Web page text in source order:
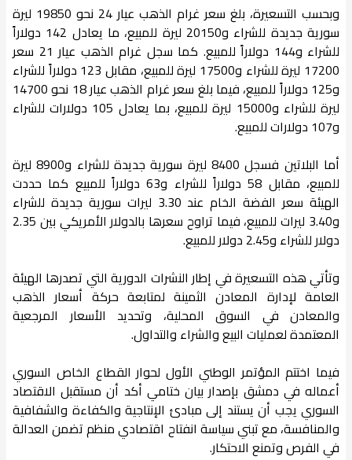
وبحسب التسعيرة، بلغ سعر غرام الذهب عيار 24 نحو 19850 ليرة
سورية جديدة للشراء و20150 ليرة للمبيع، ما يعادل 142 دولاراً
للشراء و144 دولاراً للمبيع. كما سجل غرام الذهب عيار 21 سعر
17200 ليرة للشراء و17500 ليرة للمبيع، مقابل 123 دولاراً للشراء
و125 دولاراً للمبيع، فيما بلغ سعر غرام الذهب عيار 18 نحو 14700
ليرة للشراء و15000 ليرة للمبيع، بما يعادل 105 دولارات للشراء
و107 دولارات للمبيع.
أما البلاتين فسجل 8400 ليرة سورية جديدة للشراء و8900 ليرة
للمبيع، مقابل 58 دولاراً للشراء و63 دولاراً للمبيع كما حددت
الهيئة سعر الفضة الخام عند 3.30 ليرات سورية جديدة للشراء
و3.40 ليرات للمبيع، فيما تراوح سعرها بالدولار الأمريكي بين 2.35
دولار للشراء و2.45 دولار للمبيع.
وتأتي هذه التسعيرة في إطار النشرات الدورية التي تصدرها الهيئة
العامة لإدارة المعادن الثمينة لمتابعة حركة أسعار الذهب
والمعادن في السوق المحلية، وتحديد الأسعار المرجعية
المعتمدة لعمليات البيع والشراء والتداول.
فيما اختتم المؤتمر الوطني الأول لحوار القطاع الخاص السوري
أعماله في دمشق بإصدار بيان ختامي أكد أن مستقبل الاقتصاد
السوري يجب أن يستند إلى مبادئ الإنتاجية والكفاءة والشفافية
والمنافسة، مع تبني سياسة انفتاح اقتصادي منظم تضمن العدالة
في الفرص وتمنع الاحتكار.